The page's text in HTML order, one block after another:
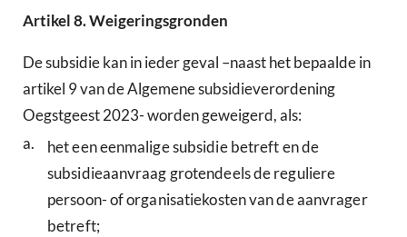
Artikel8.Weigeringsgronden
De subsidie kan in ieder geval –naast het bepaalde in
artikel 9 van de Algemene subsidieverordening
Oegstgeest 2023- worden geweigerd, als:
a.
het een eenmalige subsidie betreft en de
subsidieaanvraag grotendeels de reguliere
persoon- of organisatiekosten van de aanvrager
betreft;